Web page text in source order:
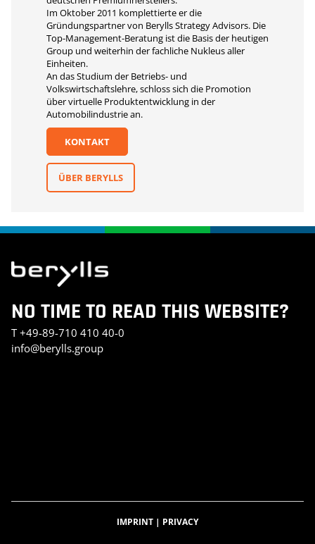
Im Oktober 2011 komplettierte er die
Gründungspartner von Berylls Strategy Advisors. Die
Top-Management-Beratung ist die Basis der heutigen
Group und weiterhin der fachliche Nukleus aller
Einheiten.
An das Studium der Betriebs- und
Volkswirtschaftslehre, schloss sich die Promotion
über virtuelle Produktentwicklung in der
Automobilindustrie an.
KONTAKT
ÜBER BERYLLS
NO TIME TO READ THIS WEBSITE?
T+49-89-710 410 40-0
info@berylls.group
IMPRINT | PRIVACY